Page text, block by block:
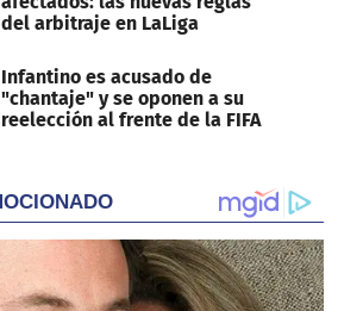
del arbitraje en LaLiga
Infantino es acusado de
"chantaje" y se oponen a su
reelección al frente de la FIFA